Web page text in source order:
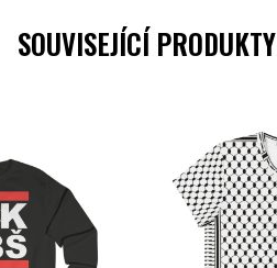
SOUVISEJÍCÍ PRODUKTY